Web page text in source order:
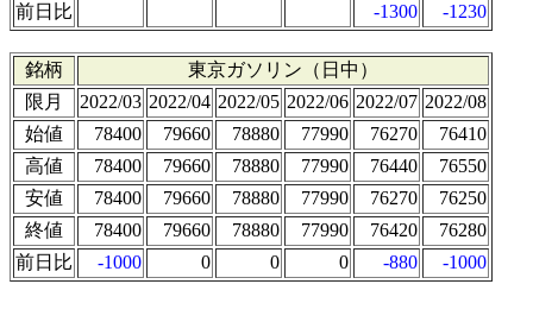
前日比
-1300 -1230
銘柄
東京ガソリン（日中）
限月
2022/03 2022/04 2022/05 2022/06 2022/07 2022/08
始値
78400 79660 78880 77990 76270
76410
高値
78400 79660 78880 77990 76440
76550
安値
78400 79660 78880 77990 76270
76250
終値
78400 79660 78880 77990 76420
76280
前日比
-1000 0 0 0 -880 -1000